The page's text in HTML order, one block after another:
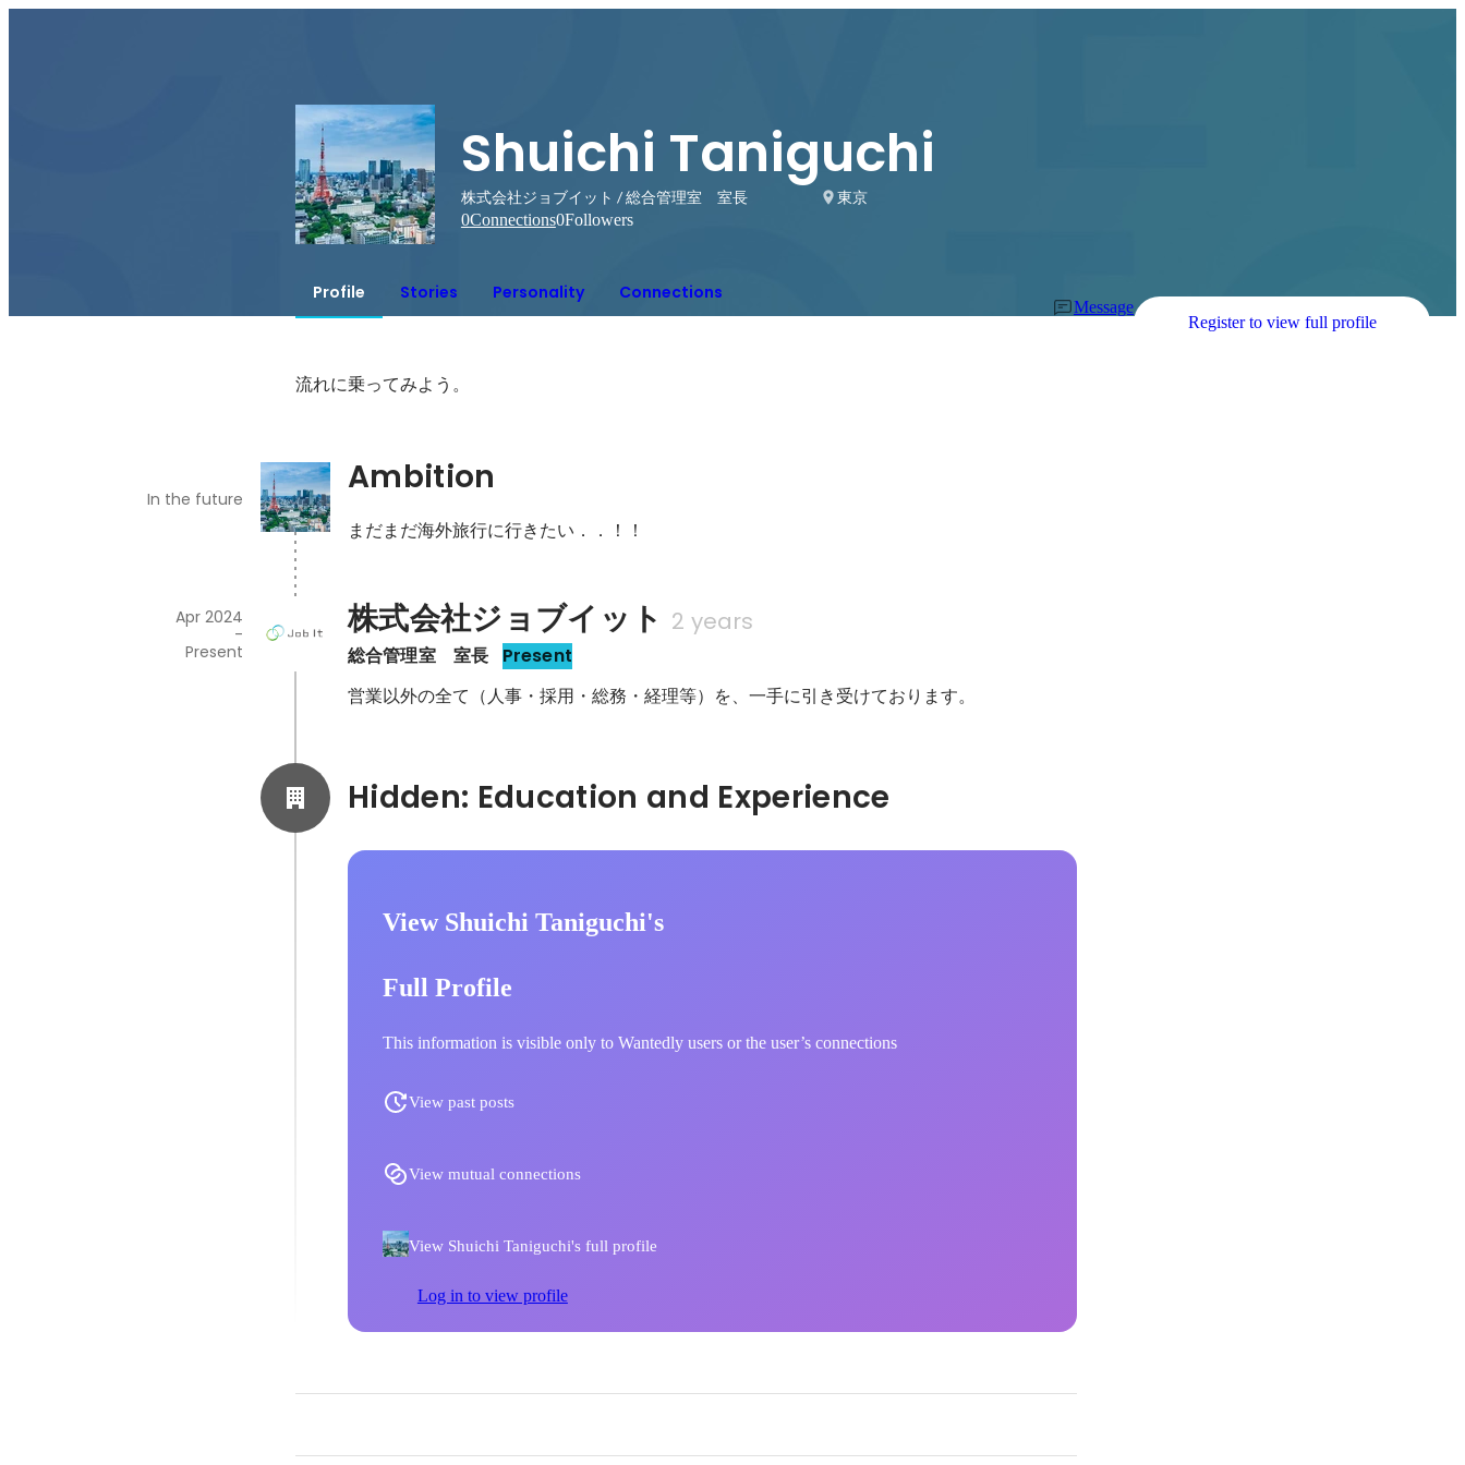
Shuichi Taniguchi
株式会社ジョブイット / 総合管理室 室長
東京
0Connections0Followers
Profile Stories Personality Connections
Message
Register to view full profile
流れに乗ってみよう。
Ambition
In the future
まだまだ海外旅行に行きたい．．！！
株式会社ジョブイット 2 years
総合管理室　室長 Present
Apr 2024
-
Present
営業以外の全て（人事・採用・総務・経理等）を、一手に引き受けております。
View Shuichi Taniguchi's
Full Profile
This information is visible only to Wantedly users or the user’s connections
View past posts
View mutual connections
View Shuichi Taniguchi's full profile
Log in to view profile